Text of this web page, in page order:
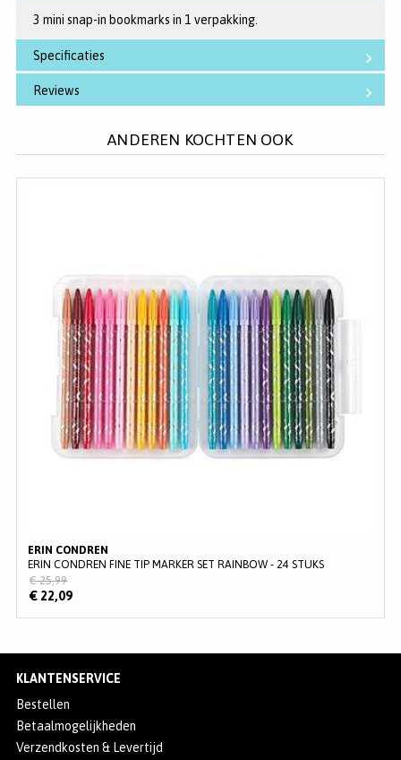
3 mini snap-in bookmarks in 1 verpakking.
Specificaties
Reviews
ANDEREN KOCHTEN OOK
ERIN CONDREN
ERIN CONDREN FINE TIP MARKER SET RAINBOW - 24 STUKS
€ 22,09
€ 25,99
KLANTENSERVICE
Bestellen
Betaalmogelijkheden
Verzendkosten & Levertijd